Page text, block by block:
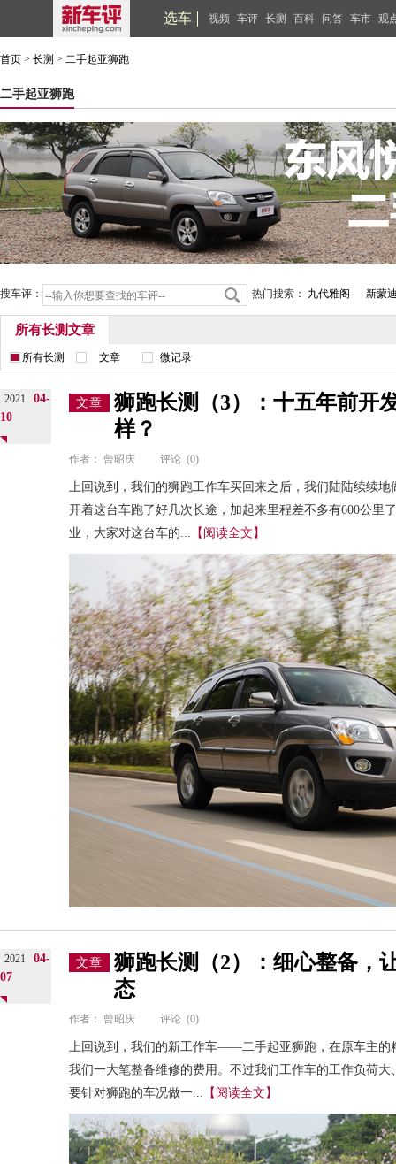
选车 视频 车评 长测 百科 问答 车市 观
首页 > 长测 > 二手起亚狮跑
二手起亚狮跑
搜车评： 热门搜索： 九代雅阁 新蒙
所有长测文章
所有长测 文章 微记录
2021
04-
10
文章
狮跑长测（3）：十五年前开
样？
作者： 曾昭庆 评论 (0)
上回说到，我们的狮跑工作车买回来之后，我们陆陆续续
开着这台车跑了好几次长途，加起来里程差不多有600公里
业，大家对这台车的... 【阅读全文】
2021
04-
07
文章
狮跑长测（2）：细心整备，
态
作者： 曾昭庆 评论 (0)
上回说到，我们的新工作车——二手起亚狮跑，在原车主的
我们一大笔整备维修的费用。不过我们工作车的工作负荷
要针对狮跑的车况做一... 【阅读全文】